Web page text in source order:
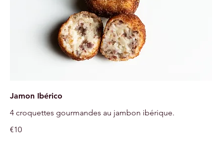
Jamon Ibérico
4 croquettes gourmandes au jambon ibérique.
€10